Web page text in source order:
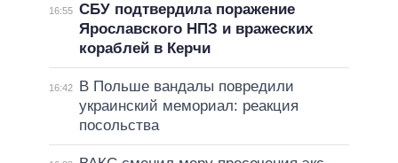
16:55 СБУ подтвердила поражение
Ярославского НПЗ и вражеских
кораблей в Керчи
16:42
В Польше вандалы повредили
украинский мемориал: реакция
посольства